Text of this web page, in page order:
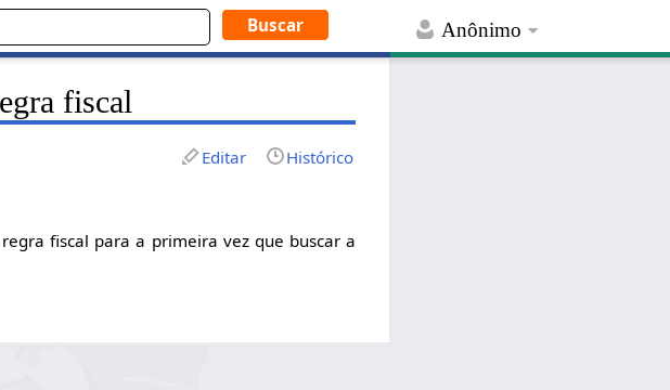
Anônimo
fiscal
Editar Histórico
fiscal para a primeira vez que buscar a